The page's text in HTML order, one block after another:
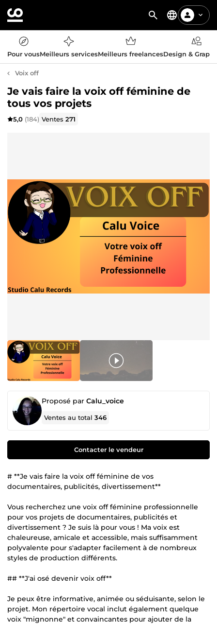
Pour vousMeilleurs servicesMeilleurs freelancesDesign &
Voix off
Je vais faire la voix off féminine de
tous vos projets
5,0 (184) Ventes271
Proposé par Calu_voice
Ventes au total346
Contacter le vendeur
# **Je vais faire la voix off féminine de vos
documentaires, publicités, divertissement**
Vous recherchez une voix off féminine professionnelle
pour vos projets de documentaires, publicités et
divertissement ? Je suis là pour vous ! Ma voix est
chaleureuse, amicale et accessible, mais suffisamment
polyvalente pour s'adapter facilement à de nombreux
styles de production différents.
## **J'ai osé devenir voix off**
Je peux être informative, animée ou séduisante, selon le
projet. Mon répertoire vocal inclut également quelque
voix "mignonne" et convaincantes pour ajouter de la